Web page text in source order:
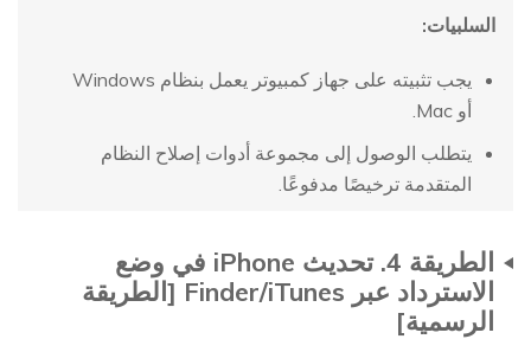
السلبيات:
يجب تثبيته على جهاز كمبيوتر يعمل بنظام Windows
أو Mac.
يتطلب الوصول إلى مجموعة أدوات إصلاح النظام
المتقدمة ترخيصًا مدفوعًا.
الطريقة 4. تحديث iPhone في وضع
الاسترداد عبر Finder/iTunes [الطريقة
الرسمية]